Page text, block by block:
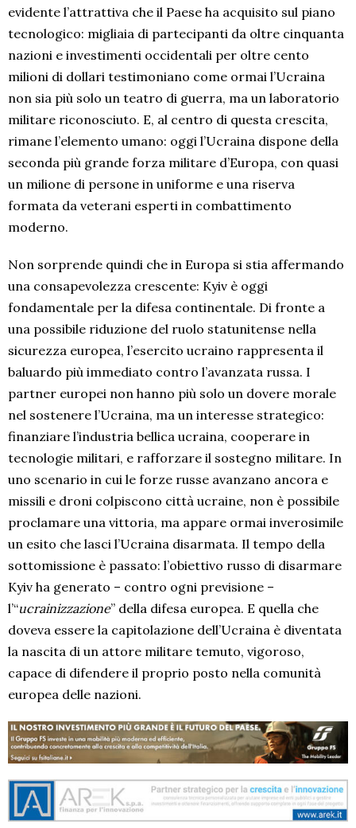
evidente l’attrattiva che il Paese ha acquisito sul piano
tecnologico: migliaia di partecipanti da oltre cinquanta
nazioni e investimenti occidentali per oltre cento
milioni di dollari testimoniano come ormai l’Ucraina
non sia più solo un teatro di guerra, ma un laboratorio
militare riconosciuto. E, al centro di questa crescita,
rimane l’elemento umano: oggi l’Ucraina dispone della
seconda più grande forza militare d’Europa, con quasi
un milione di persone in uniforme e una riserva
formata da veterani esperti in combattimento
moderno.
Non sorprende quindi che in Europa si stia affermando
una consapevolezza crescente: Kyiv è oggi
fondamentale per la difesa continentale. Di fronte a
una possibile riduzione del ruolo statunitense nella
sicurezza europea, l’esercito ucraino rappresenta il
baluardo più immediato contro l’avanzata russa. I
partner europei non hanno più solo un dovere morale
nel sostenere l’Ucraina, ma un interesse strategico:
finanziare l’industria bellica ucraina, cooperare in
tecnologie militari, e rafforzare il sostegno militare. In
uno scenario in cui le forze russe avanzano ancora e
missili e droni colpiscono città ucraine, non è possibile
proclamare una vittoria, ma appare ormai inverosimile
un esito che lasci l’Ucraina disarmata. Il tempo della
sottomissione è passato: l’obiettivo russo di disarmare
Kyiv ha generato – contro ogni previsione –
l’“ucrainizzazione” della difesa europea. E quella che
doveva essere la capitolazione dell’Ucraina è diventata
la nascita di un attore militare temuto, vigoroso,
capace di difendere il proprio posto nella comunità
europea delle nazioni.